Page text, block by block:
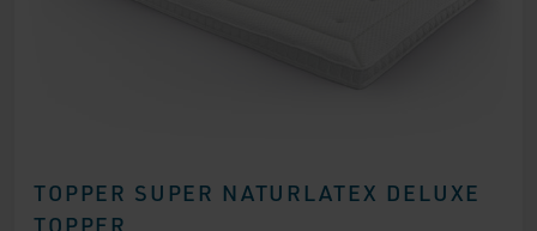
TOPPER SUPER NATURLATEX DELUXE
TOPPER